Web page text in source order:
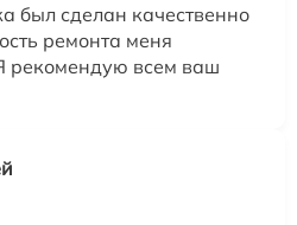
был сделан качественно
ремонта меня
рекомендую всем ваш